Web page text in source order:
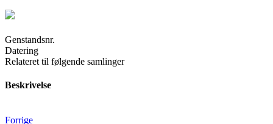
Genstandsnr.
Datering
Relateret til følgende samlinger
Beskrivelse
Forrige